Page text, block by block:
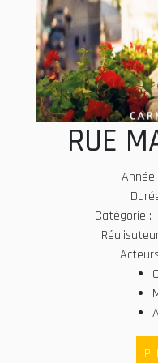
RUE
Catégorie :